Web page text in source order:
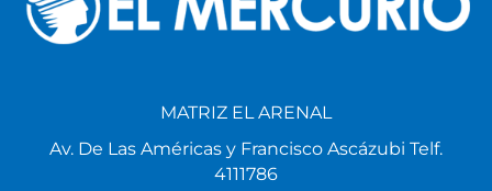
MATRIZ EL ARENAL
Av. De Las Américas y Francisco Ascázubi Telf.
4111786